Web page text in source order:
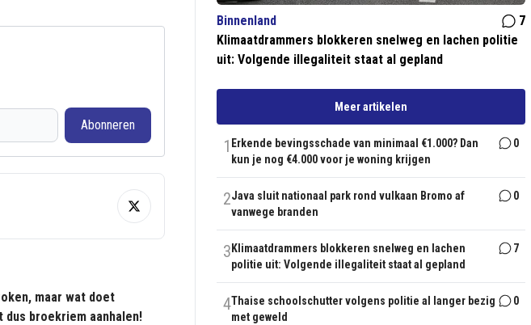
Abonneren
maar wat doet
broekriem aanhalen!
Binnenland
7
Klimaatdrammers blokkeren snelweg en lachen politie
uit: Volgende illegaliteit staat al gepland
Meer artikelen
1 Erkende bevingsschade van minimaal €1.000? Dan
kun je nog €4.000 voor je woning krijgen
0
2Java sluit nationaal park rond vulkaan Bromo af
vanwege branden
0
3 Klimaatdrammers blokkeren snelweg en lachen
politie uit: Volgende illegaliteit staat al gepland
7
4Thaise schoolschutter volgens politie al langer bezig
met geweld
0